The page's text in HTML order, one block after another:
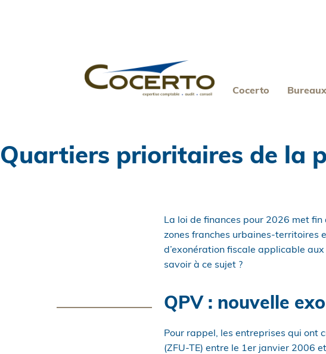
Cocerto Bureaux
Quartiers prioritaires de la
La loi de finances pour 2026 met
zones franches urbaines-territoires
d’exonération fiscale applicable
savoir à ce sujet ?
QPV : nouvelle
Pour rappel, les entreprises qui ont
(ZFU-TE) entre le 1er janvier 2006